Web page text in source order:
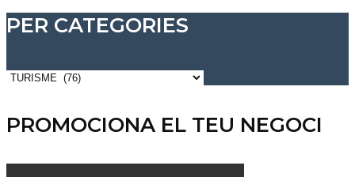
PER CATEGORIES
Per
PROMOCIONA EL TEU NEGOCI